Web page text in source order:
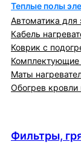
Теплые полы
Автоматика для
Кабель
Коврик с
Маты
Обогрев кровли
Фильтры,